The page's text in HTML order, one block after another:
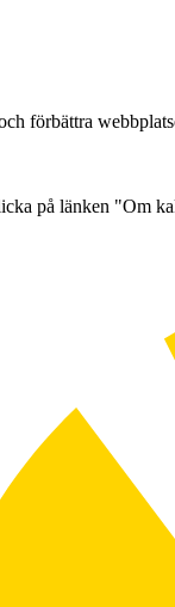
förbättra
på länken "Om